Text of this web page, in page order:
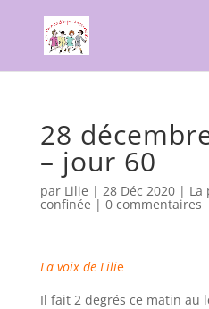
28
– jour 60
par Lilie | 28 Déc 2020| La
confinée | 0 commentaires
La voix de Lilie
Il fait 2 degrés ce matin au